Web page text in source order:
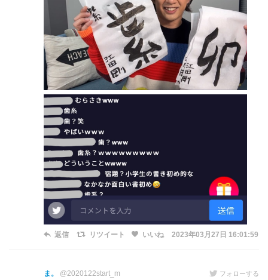
返信 リツイート いいね 2023年03月27日 16:01:59
ま。 @2020122start_m フォローする